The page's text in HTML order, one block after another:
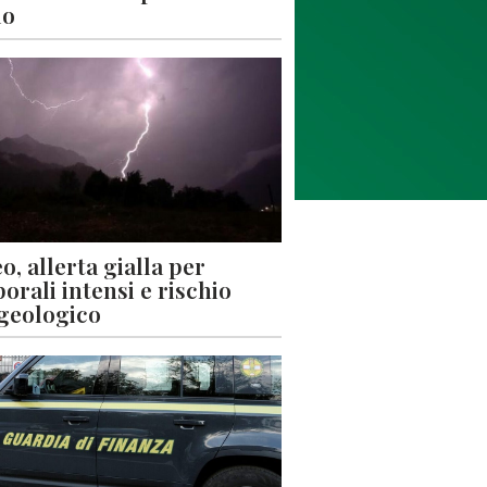
allerta gialla per
intensi e rischio